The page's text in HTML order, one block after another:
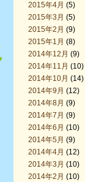
2015年4月 (5)
2015年3月 (5)
2015年2月 (9)
2015年1月 (8)
2014年12月 (9)
2014年11月 (10)
2014年10月 (14)
2014年9月 (12)
2014年8月 (9)
2014年7月 (9)
2014年6月 (10)
2014年5月 (9)
2014年4月 (12)
2014年3月 (10)
2014年2月 (10)